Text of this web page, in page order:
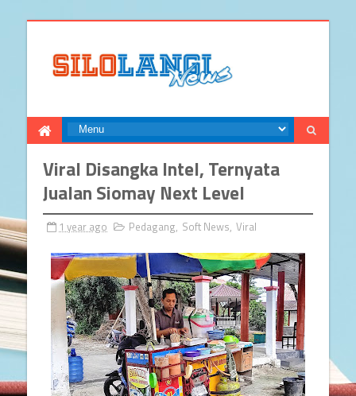
Viral Disangka Intel, Ternyata
Jualan Siomay Next Level
1 year ago Pedagang, Soft News, Viral